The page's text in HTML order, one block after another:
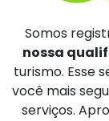
Somos
nossa
turismo. Esse
você mais
serviços.